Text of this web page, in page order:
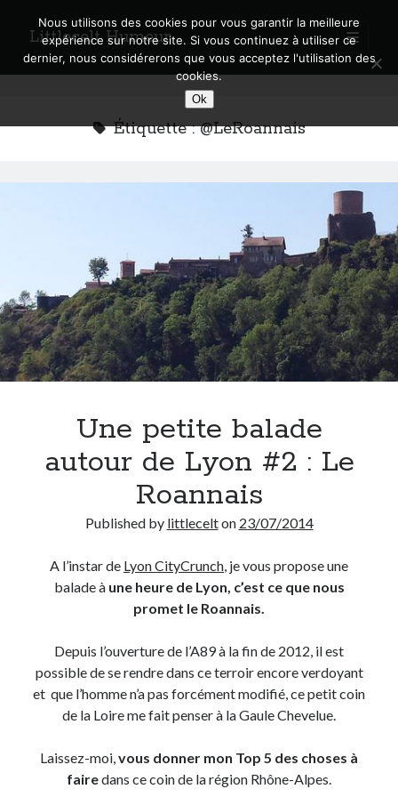
Littlecelt Humeur
open
primary
menu
Sidebar
Municipales 2026 : Lyon, Métropole et Caluire, mon choix pour l’avenir
Explorez les Chemins Enchantés à Vélo : Aventures Familiales près de
Lyon !
Quel Lyonnais es-tu, Renaud Ducher ?
A quand une véritable place pour le vélo à Caluire dans la Métropole de
Lyon ?
Comment je vis ma vie sur un vélo
Derniers Commentaires
T’as vu quoi ? #52
C’était pas mieux avant… à Lyon
dansComment j’ai opéré ma vélorution toute personnelle
Renaud Ducher dansComment j’ai opéré ma vélorution toute
Commentaires récents
Entretien ménager dansT’as vu quoi ? #52
JFdansC’était pas mieux avant… à Lyon
littleceltdansComment j’ai opéré ma vélorution toute personnelle
Renaud DucherdansComment j’ai opéré ma vélorution toute
personnelle
Étiquette :@LeRoannais
Une petite balade
autour de Lyon #2 : Le
Roannais
Published by littlecelton 23/07/2014
A l’instar de Lyon CityCrunch, je vous propose une
balade àune heure de Lyon, c’est ce que nous
promet le Roannais.
Depuis l’ouverture de l’A89 à la fin de 2012, il est
possible de se rendre dans ce terroir encore verdoyant
et que l’homme n’a pas forcément modifié, ce petit coin
de la Loire me fait penser à la Gaule Chevelue.
Laissez-moi,vous donner mon Top 5 des choses à
fairedans ce coin de la région Rhône-Alpes.
Nous utilisons des cookies pour vous garantir la meilleure
expérience sur notre site. Si vous continuez à utiliser ce
dernier, nous considérerons que vous acceptez l'utilisation des
cookies.
Ok